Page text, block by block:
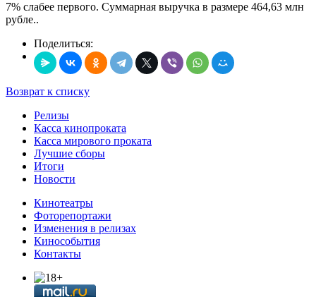
7% слабее первого. Суммарная выручка в размере 464,63 млн
рубле..
Поделиться:
Возврат к списку
Релизы
Касса кинопроката
Касса мирового проката
Лучшие сборы
Итоги
Новости
Кинотеатры
Фоторепортажи
Изменения в релизах
Кинособытия
Контакты